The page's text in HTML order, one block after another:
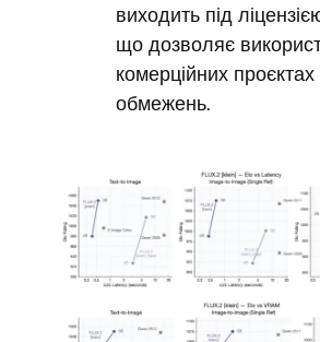
виходить під
що дозволяє
комерційних
обмежень.